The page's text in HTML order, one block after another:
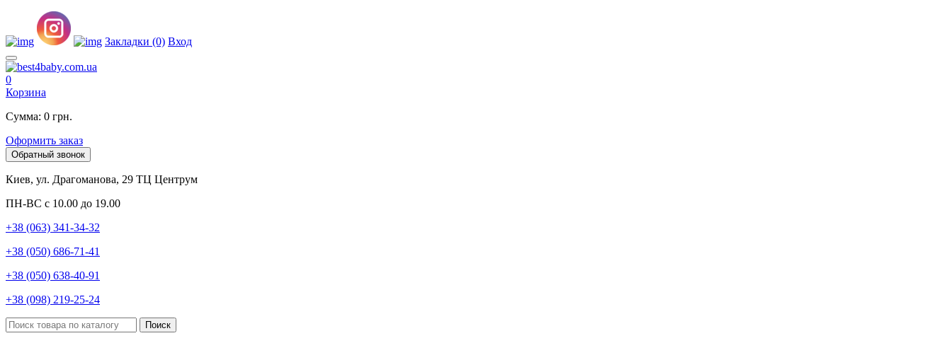
Закладки (0) Вход
0
Корзина
Сумма: 0 грн.
Оформить заказ
Обратный звонок
Киев, ул. Драгоманова, 29 ТЦ Центрум
ПН-ВС с 10.00 до 19.00
+38 (063) 341-34-32
+38 (050) 686-71-41
+38 (050) 638-40-91
+38 (098) 219-25-24
Поиск